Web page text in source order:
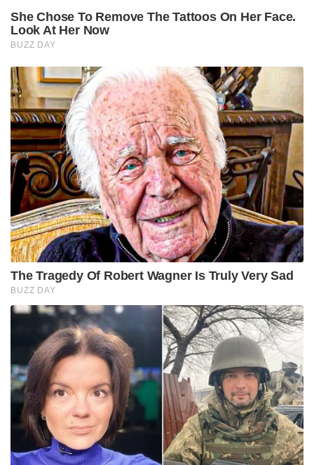
She Chose To Remove The Tattoos On Her Face.
Look At Her Now
BUZZ DAY
The Tragedy Of Robert Wagner Is Truly Very Sad
BUZZ DAY